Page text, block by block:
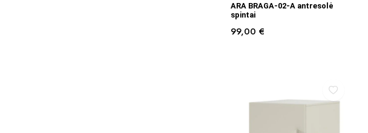
Į KREPŠELĮ
ARA BRAGA-02-A antresolė
spintai
99,00 €